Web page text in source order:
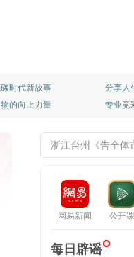
大话2
大唐无双
率士之滨
天下手游
明日之后
：哈佛大学课程
做专业预测
置业推
网易非
网易新闻 公开课
每日辟谣